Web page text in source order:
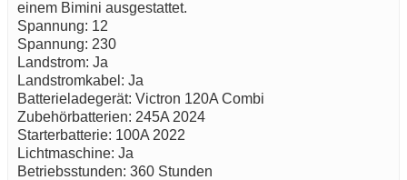
einem Bimini ausgestattet.
Spannung: 12
Spannung: 230
Landstrom: Ja
Landstromkabel: Ja
Batterieladegerät: Victron 120A Combi
Zubehörbatterien: 245A 2024
Starterbatterie: 100A 2022
Lichtmaschine: Ja
Betriebsstunden: 360 Stunden